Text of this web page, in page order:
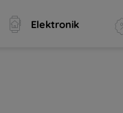
Elektronik